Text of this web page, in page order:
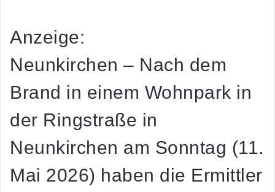
Anzeige:
Neunkirchen – Nach dem
Brand in einem Wohnpark in
der Ringstraße in
Neunkirchen am Sonntag (11.
Mai 2026) haben die Ermittler